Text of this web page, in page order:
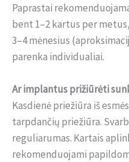
Paprastai
bent 1–2 kartus per
3–4 mėnesius
parenka individualiai.
Ar implantus prižiūrėti
Kasdienė priežiūra iš
tarpdančių priežiūra.
reguliarumas. Kartais
rekomenduojami